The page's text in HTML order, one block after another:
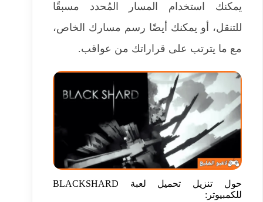
يمكنك استخدام المسار المُحدد مسبقًا
للتنقل، أو يمكنك أيضًا رسم مسارك الخاص،
مع ما يترتب على قراراتك من عواقب.
حول تنزيل تحميل لعبة BLACKSHARD
للكمبيوتر: